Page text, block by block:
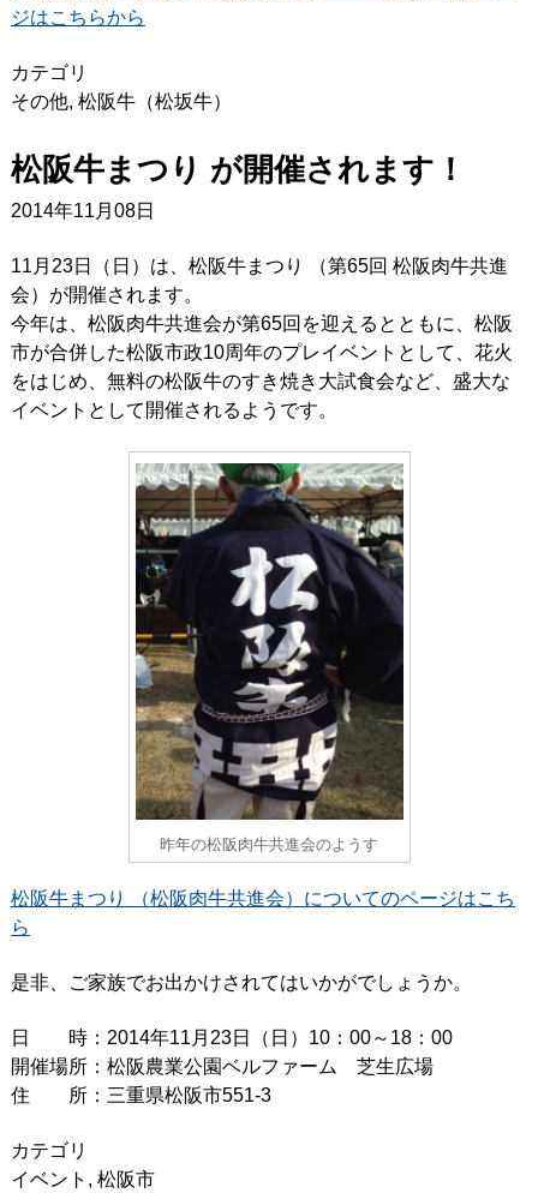
ジはこちらから
カテゴリ
その他, 松阪牛（松坂牛）
松阪牛まつり が開催されます！
2014年11月08日
11月23日（日）は、松阪牛まつり （第65回 松阪肉牛共進
会）が開催されます。
今年は、松阪肉牛共進会が第65回を迎えるとともに、松阪
市が合併した松阪市政10周年のプレイベントとして、花火
をはじめ、無料の松阪牛のすき焼き大試食会など、盛大な
イベントとして開催されるようです。
昨年の松阪肉牛共進会のようす
松阪牛まつり （松阪肉牛共進会）についてのページはこち
ら
是非、ご家族でお出かけされてはいかがでしょうか。
日 時：2014年11月23日（日）10：00～18：00
開催場所：松阪農業公園ベルファーム 芝生広場
住 所：三重県松阪市551-3
カテゴリ
イベント , 松阪市